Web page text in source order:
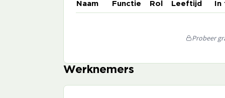
Naam Functie Rol Leeftijd
Probeer
Werknemers